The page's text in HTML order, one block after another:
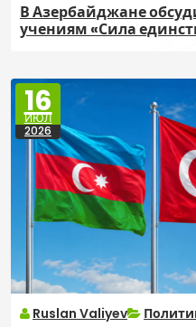
В Азербайджане
учениям «Сила
16
ИЮЛ
2026
Ruslan Valiyev